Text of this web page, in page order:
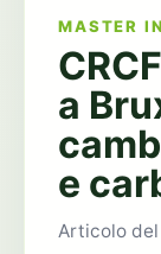
MASTER
a
e
Articolo del